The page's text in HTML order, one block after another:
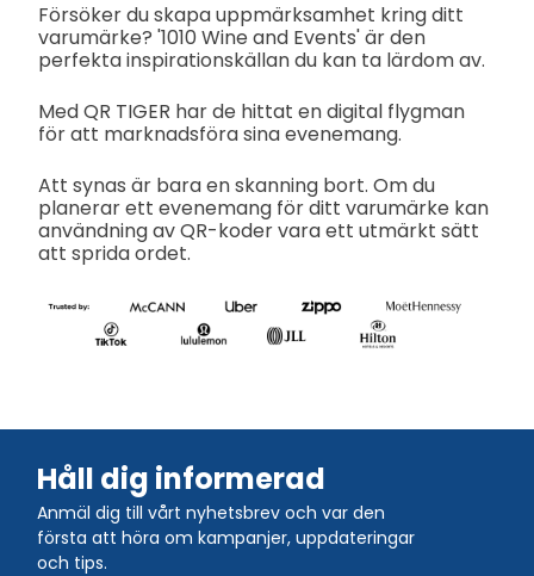
Försöker du skapa uppmärksamhet kring ditt
varumärke? '1010 Wine and Events' är den
perfekta inspirationskällan du kan ta lärdom av.
Med QR TIGER har de hittat en digital flygman
för att marknadsföra sina evenemang.
Att synas är bara en skanning bort. Om du
planerar ett evenemang för ditt varumärke kan
användning av QR-koder vara ett utmärkt sätt
att sprida ordet.
Håll dig informerad
Anmäl dig till vårt nyhetsbrev och var den
första att höra om kampanjer, uppdateringar
och tips.